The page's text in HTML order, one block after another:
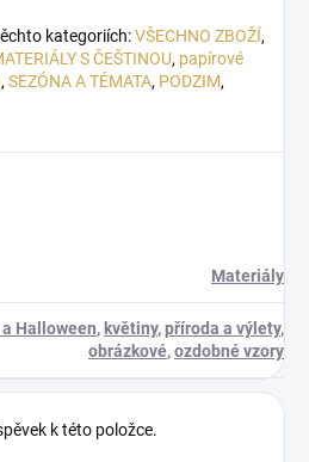
kategoriích:VŠECHNO ZBOŽÍ,
S ČEŠTINOU, papírové
, SEZÓNA A TÉMATA, PODZIM,
Materiály
Halloween, květiny,příroda a výlety,
obrázkové,ozdobné vzory
k této položce.